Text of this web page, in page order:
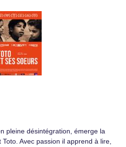
pleine désintégration, émerge la
Avec passion il apprend à lire,